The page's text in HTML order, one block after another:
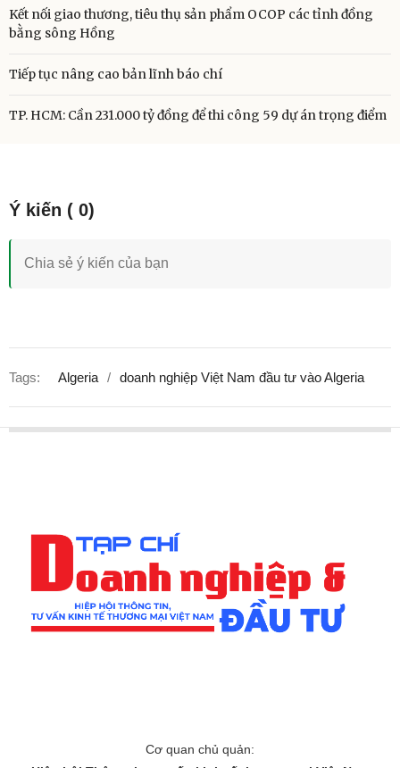
Kết nối giao thương, tiêu thụ sản phẩm OCOP các tỉnh đồng
bằng sông Hồng
Tiếp tục nâng cao bản lĩnh báo chí
TP. HCM: Cần 231.000 tỷ đồng để thi công 59 dự án trọng điểm
Tags: Algeria doanh nghiệp Việt Nam đầu tư vào Algeria
Cơ quan chủ quản: